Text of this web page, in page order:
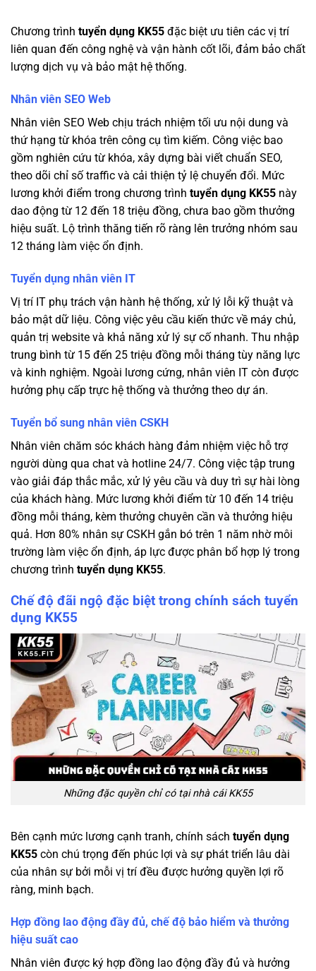
Chương trình tuyển dụng KK55 đặc biệt ưu tiên các vị trí
liên quan đến công nghệ và vận hành cốt lõi, đảm bảo chất
lượng dịch vụ và bảo mật hệ thống.
Nhân viên SEO Web
Nhân viên SEO Web chịu trách nhiệm tối ưu nội dung và
thứ hạng từ khóa trên công cụ tìm kiếm. Công việc bao
gồm nghiên cứu từ khóa, xây dựng bài viết chuẩn SEO,
theo dõi chỉ số traffic và cải thiện tỷ lệ chuyển đổi. Mức
lương khởi điểm trong chương trình tuyển dụng KK55 này
dao động từ 12 đến 18 triệu đồng, chưa bao gồm thưởng
hiệu suất. Lộ trình thăng tiến rõ ràng lên trưởng nhóm sau
12 tháng làm việc ổn định.
Tuyển dụng nhân viên IT
Vị trí IT phụ trách vận hành hệ thống, xử lý lỗi kỹ thuật và
bảo mật dữ liệu. Công việc yêu cầu kiến thức về máy chủ,
quản trị website và khả năng xử lý sự cố nhanh. Thu nhập
trung bình từ 15 đến 25 triệu đồng mỗi tháng tùy năng lực
và kinh nghiệm. Ngoài lương cứng, nhân viên IT còn được
hưởng phụ cấp trực hệ thống và thưởng theo dự án.
Tuyển bổ sung nhân viên CSKH
Nhân viên chăm sóc khách hàng đảm nhiệm việc hỗ trợ
người dùng qua chat và hotline 24/7. Công việc tập trung
vào giải đáp thắc mắc, xử lý yêu cầu và duy trì sự hài lòng
của khách hàng. Mức lương khởi điểm từ 10 đến 14 triệu
đồng mỗi tháng, kèm thưởng chuyên cần và thưởng hiệu
quả. Hơn 80% nhân sự CSKH gắn bó trên 1 năm nhờ môi
trường làm việc ổn định, áp lực được phân bổ hợp lý trong
chương trình tuyển dụng KK55.
Chế độ đãi ngộ đặc biệt trong chính sách tuyển
dụng KK55
Những đặc quyền chỉ có tại nhà cái KK55
Bên cạnh mức lương cạnh tranh, chính sách tuyển dụng
KK55 còn chú trọng đến phúc lợi và sự phát triển lâu dài
của nhân sự bởi mỗi vị trí đều được hưởng quyền lợi rõ
ràng, minh bạch.
Hợp đồng lao động đầy đủ, chế độ bảo hiểm và thưởng
hiệu suất cao
Nhân viên được ký hợp đồng lao động đầy đủ và hưởng